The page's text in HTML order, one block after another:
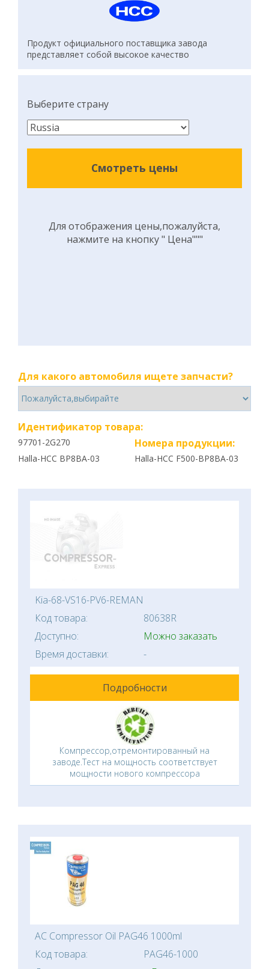
Продукт официального поставщика завода
представляет собой высокое качество
Выберите страну
Смотреть цены
Для отображения цены,пожалуйста,
нажмите на кнопку " Цена"""
Для какого автомобиля ищете запчасти?
Идентификатор товара:
97701-2G270 Номера продукции:
Halla-HCC BP8BA-03 Halla-HCC F500-BP8BA-03
Kia-68-VS16-PV6-REMAN
Код товара:
80638R
Доступно:
Можно заказать
Время доставки:
-
Подробности
Компрессор,отремонтированный на
заводе.Тест на мощность соответствует
мощности нового компрессора
AC Compressor Oil PAG46 1000ml
Код товара:
PAG46-1000